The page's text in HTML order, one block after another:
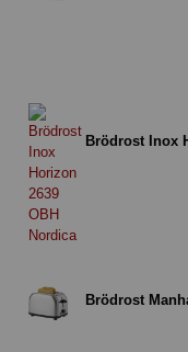
Brödrost Inox
Brödrost